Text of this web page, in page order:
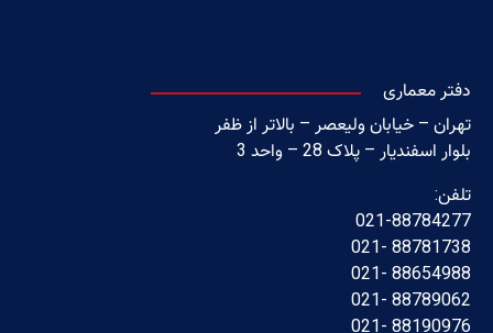
دفتر معماری
تهران – خیابان ولیعصر – بالاتر از ظفر
بلوار اسفندیار – پلاک 28 – واحد 3
تلفن:
021-88784277
88781738 -021
88654988 -021
88789062 -021
88190976 -021